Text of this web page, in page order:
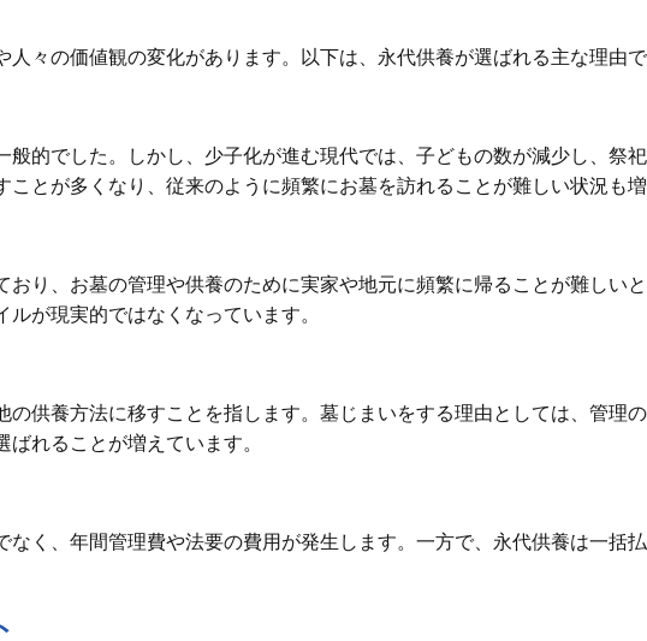
々の価値観の変化があります。以下は、永代供養が選ばれる主な理由
的でした。しかし、少子化が進む現代では、子どもの数が減少し、祭
とが多くなり、従来のように頻繁にお墓を訪れることが難しい状況も
り、お墓の管理や供養のために実家や地元に頻繁に帰ることが難しい
が現実的ではなくなっています。
の供養方法に移すことを指します。墓じまいをする理由としては、管
れることが増えています。
く、年間管理費や法要の費用が発生します。一方で、永代供養は一括